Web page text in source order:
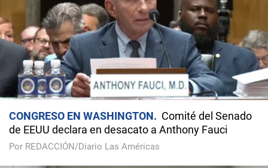
CONGRESO EN WASHINGTON
Comité del Senado
de EEUU declara en desacato a Anthony Fauci
Por REDACCIÓN/Diario Las Américas